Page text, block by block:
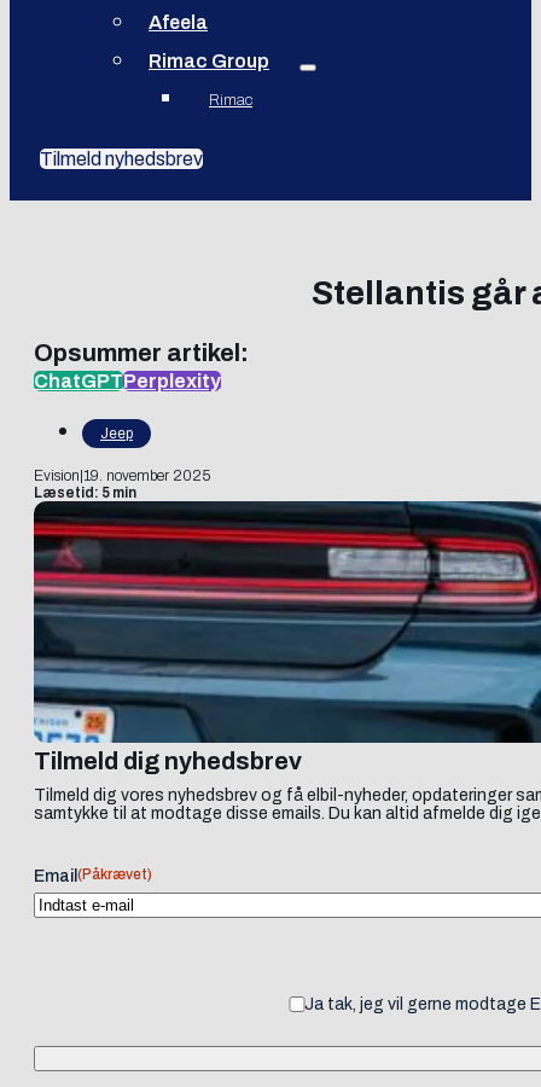
Afeela
Rimac Group
Rimac
Tilmeld nyhedsbrev
Stellantis går
Opsummer artikel:
ChatGPTPerplexity
Jeep
Evision 19. november 2025
Læsetid: 5 min
Tilmeld dig nyhedsbrev
Tilmeld dig vores nyhedsbrev og få elbil-nyheder, opdateringer
samtykke til at modtage disse emails. Du kan altid afmelde dig
Email (Påkrævet)
Ja tak, jeg vil gerne modtage